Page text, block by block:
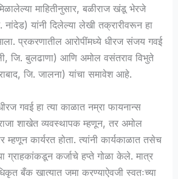
माहितीनुसार, बळीराज खंडू भेरजे
यांनी दिलेल्या लेखी तक्रारीवरून हा
प्रकरणातील आरोपींमध्ये धीरज संजय गवई
जि. बुलढाणा) आणि अमोल वसंतराव विभुते
जि. जालना) यांचा समावेश आहे.
गवई हा त्या काळात नम्रा फायनान्स
शाखेत व्यवस्थापक म्हणून, तर अमोल
कार्यरत होता. त्यांनी कार्यकाळात तसेच
ग्राहकांकडून कर्जाचे हप्ते गोळा केले. मात्र
बँक खात्यात जमा करण्याऐवजी स्वतःच्या